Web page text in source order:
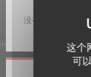
这个
可
没有联系, Apple
转帐, 现金